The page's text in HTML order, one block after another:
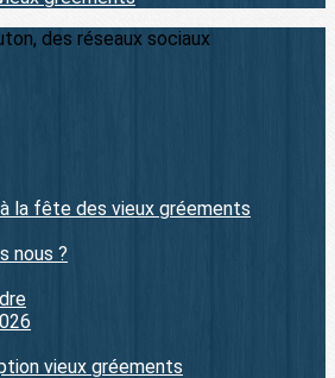
des réseaux sociaux
la fête des vieux gréements
nous ?
vieux gréements